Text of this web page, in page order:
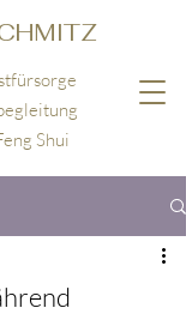
Shui